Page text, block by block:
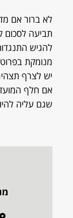
לא ברור אם
תביעה לסכום
להגיש
מנומקת
יש לצרף
אם חלף
שגם עליה